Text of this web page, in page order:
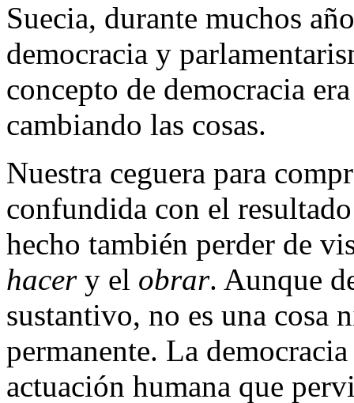
Suecia, durante muchos
democracia y
concepto de democracia
cambiando las cosas.
Nuestra ceguera para
confundida con el
hecho también perder de
hacery el obrar. Aunque
sustantivo, no es una cosa
permanente. La
actuación humana que